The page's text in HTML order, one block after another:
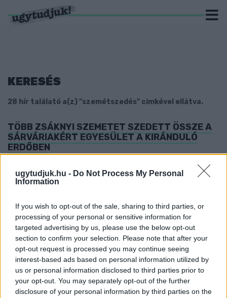
ugytudjuk.hu - Do Not Process My Personal
Information
If you wish to opt-out of the sale, sharing to third parties, or
processing of your personal or sensitive information for
targeted advertising by us, please use the below opt-out
section to confirm your selection. Please note that after your
opt-out request is processed you may continue seeing
interest-based ads based on personal information utilized by
us or personal information disclosed to third parties prior to
your opt-out. You may separately opt-out of the further
disclosure of your personal information by third parties on the
KERESÉS
28 hír találató a(z) "szemétszedés" cimkével ellátva.
TÖBB ZSÁKNYI SZEMETET SZEDETT ÖSSZE A
SÁRVÁRIAKÉRT EGYESÜLET A KIRÁNDULÓ
ERDŐBEN
Tavaszi nagytakarítottak.
AUTÓGUMI, FELMOSÓNYÉL ÉS FÉL BICIKLI IS
TARTOTT SZEMÉTSZEDÉSEN
2023. Április. 26. 17:02
A Szombathelyi Belvárosért Egyesület már harmadik
alkalommal takarította ki a Gyöngyösparti sétányt.
KÖZÖSSÉGI SZEMÉTSZEDÉSRE HÍVJA A
VÁROSRÉSZ LAKÓIT A DERKOVITS
VÁROSRÉSZÉRT EGYESÜLET
2022. augusztus. 17. 17:30